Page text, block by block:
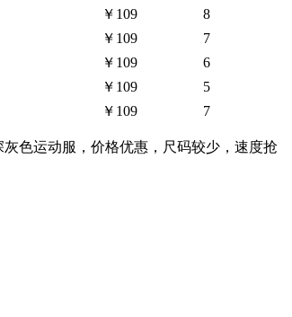
￥109
8
￥109
7
￥109
6
￥109
5
￥109 7
灰色运动服，价格优惠，尺码较少，速度抢